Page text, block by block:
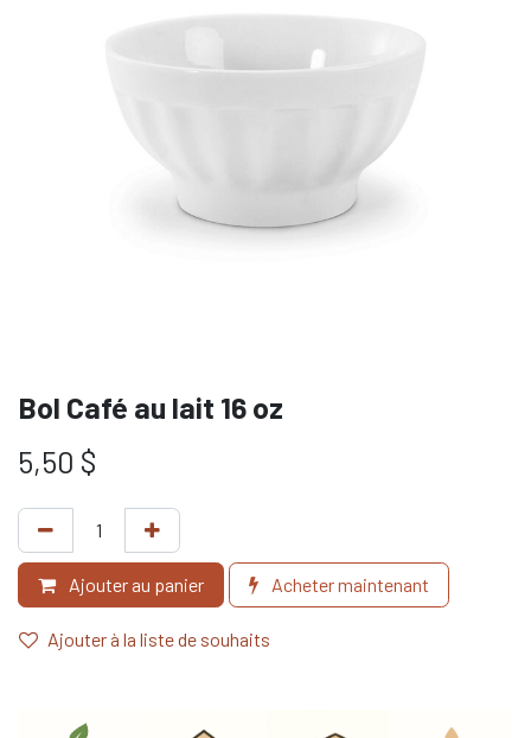
Bol Café au lait 16 oz
5,50 $
Ajouter au panier Acheter maintenant
Ajouter à la liste de souhaits